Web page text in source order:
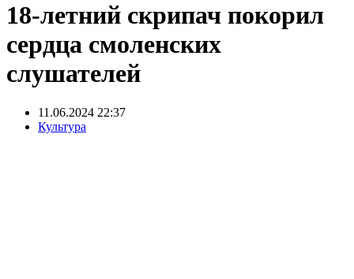
18-летний скрипач покорил
сердца смоленских
слушателей
11.06.2024 22:37
Культура